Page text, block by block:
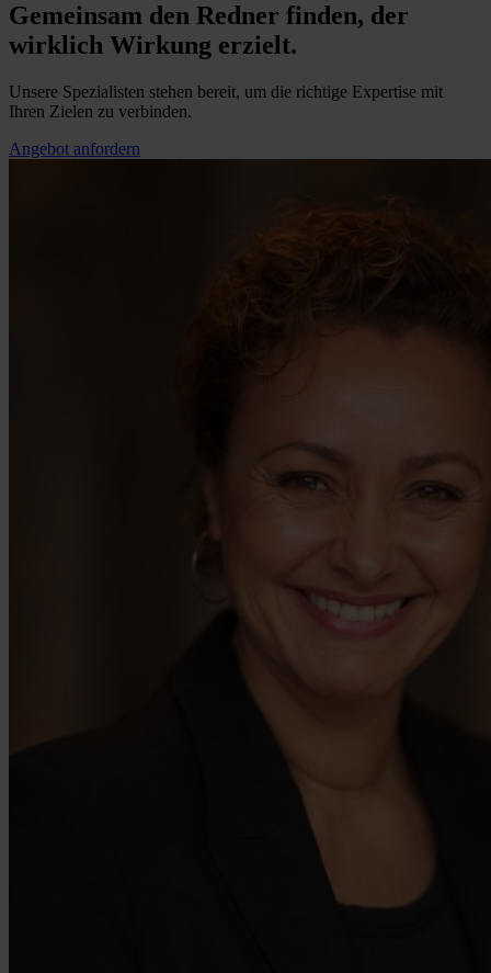
Gemeinsam den Redner finden, der
wirklich Wirkung erzielt.
Unsere Spezialisten stehen bereit, um die richtige Expertise mit
Ihren Zielen zu verbinden.
Angebot anfordern